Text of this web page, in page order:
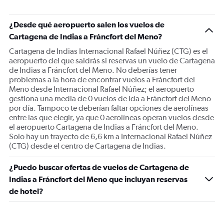
Y
axis
displaying
values.
Range:
0
to
2400.
¿Desde qué aeropuerto salen los vuelos de
Cartagena de Indias a Fráncfort del Meno?
Cartagena de Indias Internacional Rafael Núñez (CTG) es el
aeropuerto del que saldrás si reservas un vuelo de Cartagena
de Indias a Fráncfort del Meno. No deberías tener
problemas a la hora de encontrar vuelos a Fráncfort del
Meno desde Internacional Rafael Núñez; el aeropuerto
gestiona una media de 0 vuelos de ida a Fráncfort del Meno
por día. Tampoco te deberían faltar opciones de aerolíneas
entre las que elegir, ya que 0 aerolíneas operan vuelos desde
el aeropuerto Cartagena de Indias a Fráncfort del Meno.
Solo hay un trayecto de 6,6 km a Internacional Rafael Núñez
(CTG) desde el centro de Cartagena de Indias.
¿Puedo buscar ofertas de vuelos de Cartagena de
Indias a Fráncfort del Meno que incluyan reservas
de hotel?